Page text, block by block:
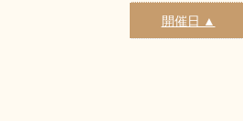
開催日 ▲